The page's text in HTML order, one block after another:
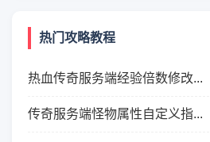
热门攻略教程
热血传奇服务端经验倍数修改...
传奇服务端怪物属性自定义指...